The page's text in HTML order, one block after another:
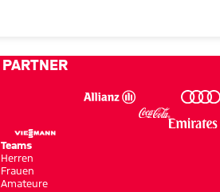
PARTNER
Teams
Herren
Frauen
Amateure